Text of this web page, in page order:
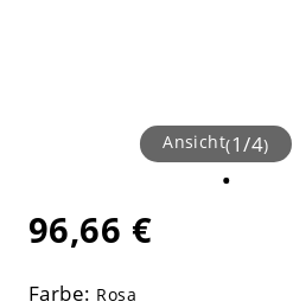
Ansicht(1/4)
96,66 €
Farbe: Rosa